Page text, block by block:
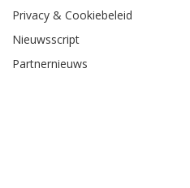
Privacy & Cookiebeleid
Nieuwsscript
Partnernieuws